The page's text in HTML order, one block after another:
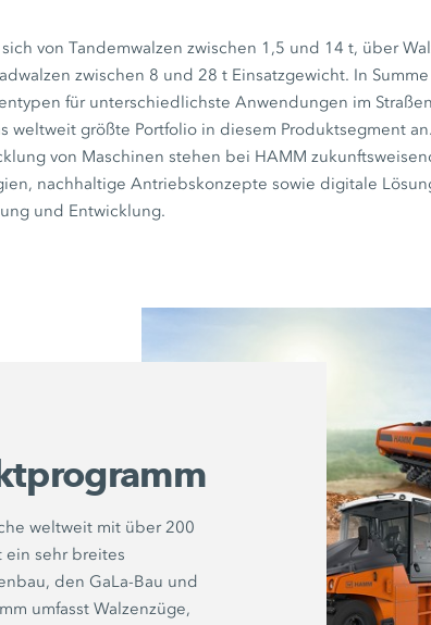
von Tandemwalzen zwischen 1,5 und 14 t, über
zwischen 8 und 28 t Einsatzgewicht. In
für unterschiedlichste Anwendungen im
weltweit größte Portfolio in diesem Produktsegment
von Maschinen stehen bei HAMM
nachhaltige Antriebskonzepte sowie digitale
und Entwicklung.
weltweit mit über 200
ein sehr breites
den GaLa-Bau und
umfasst Walzenzüge,